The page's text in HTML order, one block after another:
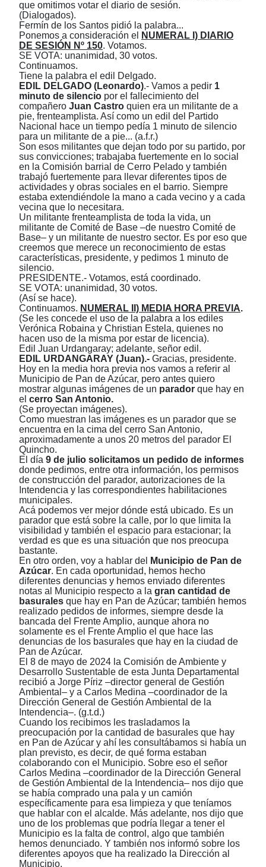
que omitimos votar el diario de sesión.
(Dialogados).
Fermín de los Santos pidió la palabra...
Ponemos a consideración el
NUMERAL I) DIARIO
DE SESIÓN Nº 150. Votamos.
SE VOTA: unanimidad, 30 votos.
Continuamos.
Tiene la palabra el edil Delgado.
EDIL DELGADO (Leonardo).- Vamos a pedir 1
minuto de silencio por el fallecimiento del
compañero Juan Castro quien era un militante de a
pie, frenteamplista. Así como un edil del Partido
Nacional hace un tiempo pedía 1 minuto de silencio
para un militante de a pie... (a.f.r.)
Son esos militantes que dejan todo por su partido, por
sus convicciones; trabajaba fuertemente en lo social
en la Comisión barrial de Cerro Pelado y también
trabajó fuertemente para llevar diferentes tipos de
actividades y obras sociales en el barrio. Siempre
estaba extendiéndole la mano a cada vecino y a cada
vecina que lo necesitara.
Un militante frenteamplista de toda la vida, un
militante de Comité de Base ‒de nuestro Comité de
Base‒ y un militante de nuestro sector. Es por eso que
creemos que merece un reconocimiento de estas
características, presidente, y pedimos 1 minuto de
silencio.
PRESIDENTE.- Votamos, está coordinado.
SE VOTA: unanimidad, 30 votos.
(Así se hace).
Continuamos. NUMERAL II) MEDIA HORA PREVIA.
(Se les concede el uso de la palabra a los ediles
Verónica Robaina y Christian Estela, quienes no
hacen uso de la misma por estar de licencia).
Edil Juan Urdangaray; adelante, señor edil.
EDIL URDANGARAY (Juan).- Gracias, presidente.
Hoy en la media hora previa nos vamos a referir al
Municipio de Pan de Azúcar, pero antes quiero
mostrar algunas imágenes de un parador que hay en
el cerro San Antonio.
(Se proyectan imágenes).
Como muestran las imágenes es un parador que se
encuentra en la cima del cerro San Antonio,
aproximadamente a unos 20 metros del parador El
Quincho.
El día 9 de julio solicitamos un pedido de informes
donde pedimos, entre otra información, los permisos
de construcción del parador, autorizaciones de la
Intendencia y las correspondientes habilitaciones
municipales.
Acá podemos ver mejor dónde está ubicado. Es un
parador que está sobre la calle, por lo que limita la
visibilidad y también el espacio para estacionar; la
verdad es que es una situación que nos preocupa
bastante.
En otro orden, voy a hablar del
Municipio de Pan de
Azúcar. En cada oportunidad, hemos hecho
diferentes denuncias y hemos enviado diferentes
notas al Municipio respecto a la gran cantidad de
basurales que hay en Pan de Azúcar; también hemos
realizado pedidos de informes, siempre desde la
bancada del Frente Amplio, aunque ahora no
solamente es el Frente Amplio el que hace las
denuncias de los basurales que hay en la ciudad de
Pan de Azúcar.
El 8 de mayo de 2024 la Comisión de Ambiente y
Desarrollo Sustentable de esta Junta Departamental
recibió a Jorge Píriz ‒director general de Gestión
Ambiental ‒ y a Carlos Medina ‒coordinador de la
Dirección General de Gestión Ambiental de la
Intendencia‒. (g.t.d.)
Cuando los recibimos les trasladamos la
preocupación por la cantidad de basurales que hay
en Pan de Azúcar y ahí les consultábamos si había un
plan previsto, es decir, de qué forma estaban
colaborando con el Municipio. Sobre eso el señor
Carlos Medina –coordinador de la Dirección General
de Gestión Ambiental de la Intendencia– nos dijo que
se había comprado una pala y un camión
específicamente para esa limpieza y que teníamos
que hablar con el alcalde. Más adelante, nos dijo que
uno de los problemas que podría llegar a tener el
Municipio es la falta de control, algo que también
hemos denunciado. Y también nos informó sobre los
diferentes apoyos que ha realizado la Dirección al
Municipio.